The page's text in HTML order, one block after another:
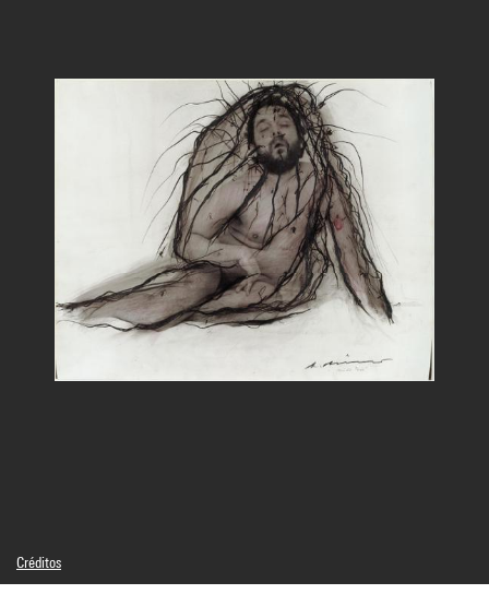
Créditos
© Arnulf Rainer